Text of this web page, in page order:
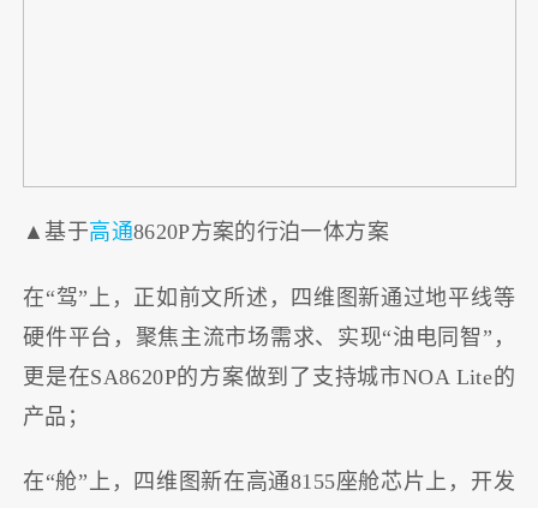
▲基于高通8620P方案的行泊一体方案
在“驾”上，正如前文所述，四维图新通过地平线等
硬件平台，聚焦主流市场需求、实现“油电同智”，
更是在SA8620P的方案做到了支持城市NOA Lite的
产品；
在“舱”上，四维图新在高通8155座舱芯片上，开发